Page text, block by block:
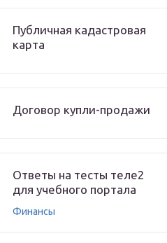
Публичная кадастровая
карта
Договор купли-продажи
Ответы на тесты теле2
для учебного портала
Финансы